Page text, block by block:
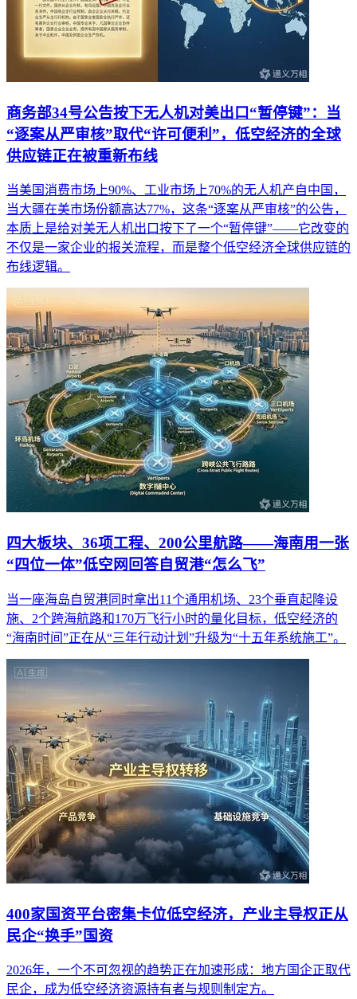
商务部34号公告按下无人机对美出口“暂停键”：当
“逐案从严审核”取代“许可便利”，低空经济的全球
供应链正在被重新布线
当美国消费市场上90%、工业市场上70%的无人机产自中国，
当大疆在美市场份额高达77%，这条“逐案从严审核”的公告，
本质上是给对美无人机出口按下了一个“暂停键”——它改变的
不仅是一家企业的报关流程，而是整个低空经济全球供应链的
布线逻辑。
四大板块、36项工程、200公里航路——海南用一张
“四位一体”低空网回答自贸港“怎么飞”
当一座海岛自贸港同时拿出11个通用机场、23个垂直起降设
施、2个跨海航路和170万飞行小时的量化目标，低空经济的
“海南时间”正在从“三年行动计划”升级为“十五年系统施工”。
400家国资平台密集卡位低空经济，产业主导权正从
民企“换手”国资
2026年，一个不可忽视的趋势正在加速形成：地方国企正取代
民企，成为低空经济资源持有者与规则制定方。